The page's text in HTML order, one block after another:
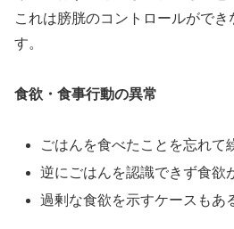
これは膀胱のコントロールがで
す。
食欲・食事行動の異常
ごはんを食べたことを忘れて
逆にごはんを認識できず食欲
過剰な食欲を示すケースもあ